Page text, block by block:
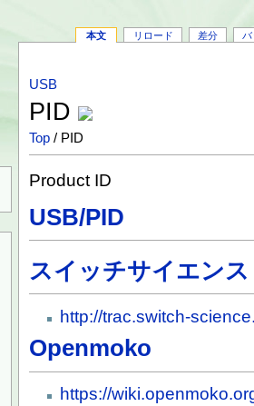
本文 リロード 差分 バ
USB
PID
Top / PID
Product ID
USB/PID
スイッチサイエンス
http://trac.switch-
Openmoko
https://